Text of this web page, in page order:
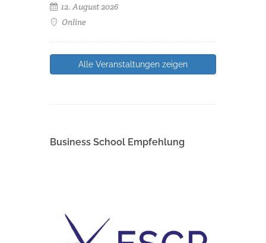
12. August 2026
Online
Alle Veranstaltungen zeigen
Business School Empfehlung